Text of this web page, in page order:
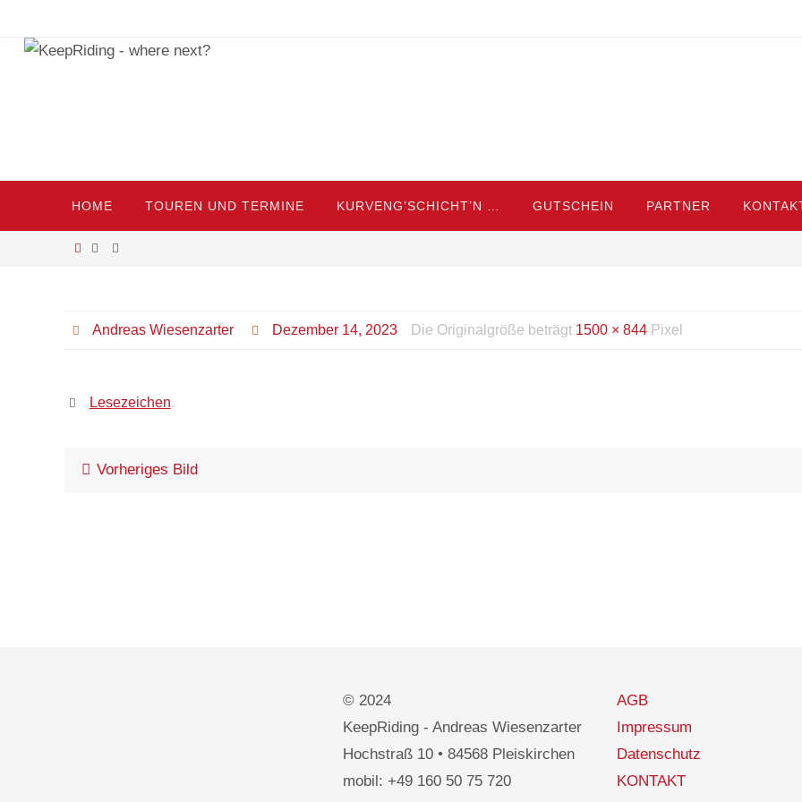
Inhalt
springen
HOME TOUREN UND TERMINE KURVENG’SCHICHT’N … GUTSCHEIN PARTNER
Start
Andreas Wiesenzarter Dezember 14, 2023 Die Originalgröße beträgt 1500 × 844 Pixel
Lesezeichen.
Vorheriges Bild
© 2024
KeepRiding - Andreas Wiesenzarter
Hochstraß 10 • 84568 Pleiskirchen
mobil: +49 160 50 75 720
AGB
Impressum
Datenschutz
KONTAKT